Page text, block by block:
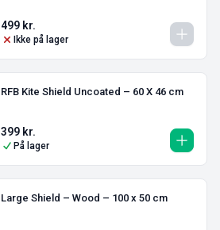
499 kr.
Ikke på lager
RFB Kite Shield Uncoated – 60 X 46 cm
399 kr.
På lager
Large Shield – Wood – 100 x 50 cm